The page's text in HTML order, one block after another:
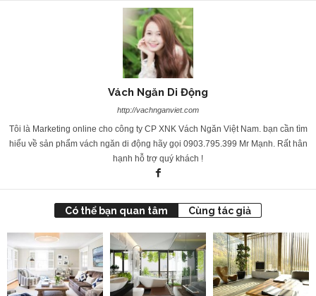
Vách Ngăn Di Động
http://vachnganviet.com
Tôi là Marketing online cho công ty CP XNK Vách Ngăn Việt Nam. bạn cần tìm
hiểu về sản phẩm vách ngăn di động hãy gọi 0903.795.399 Mr Mạnh. Rất hân
hạnh hỗ trợ quý khách !
Có thể bạn quan tâm Cùng tác giả